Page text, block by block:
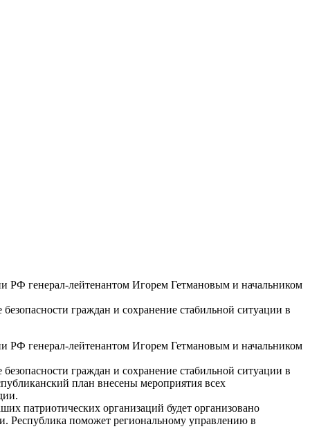
РФ генерал-лейтенантом Игорем Гетмановым и начальником
граждан и сохранение стабильной ситуации в
РФ генерал-лейтенантом Игорем Гетмановым и начальником
граждан и сохранение стабильной ситуации в
план внесены мероприятия всех
патриотических организаций будет организовано
Республика поможет региональному управлению в